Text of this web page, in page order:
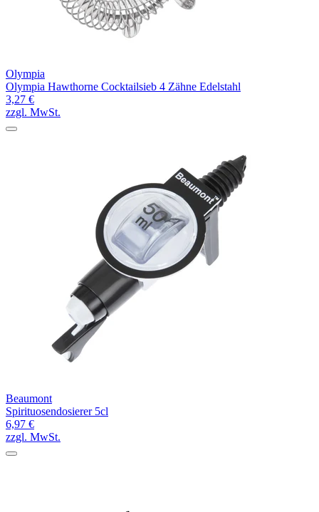
Olympia
Olympia Hawthorne Cocktailsieb 4 Zähne Edelstahl
3,27 €
zzgl. MwSt.
Beaumont
Spirituosendosierer 5cl
6,97 €
zzgl. MwSt.